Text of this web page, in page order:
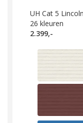
UH Cat 5
26 kleuren
2.399,-